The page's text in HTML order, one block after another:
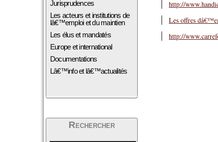
Jurisprudences
Les acteurs et institutions de
lâ€™emploi et du maintien
Les élus et mandatés
Europe et international
Documentations
Lâ€™info et lâ€™actualités
Rechercher
http://
Les offres
http://